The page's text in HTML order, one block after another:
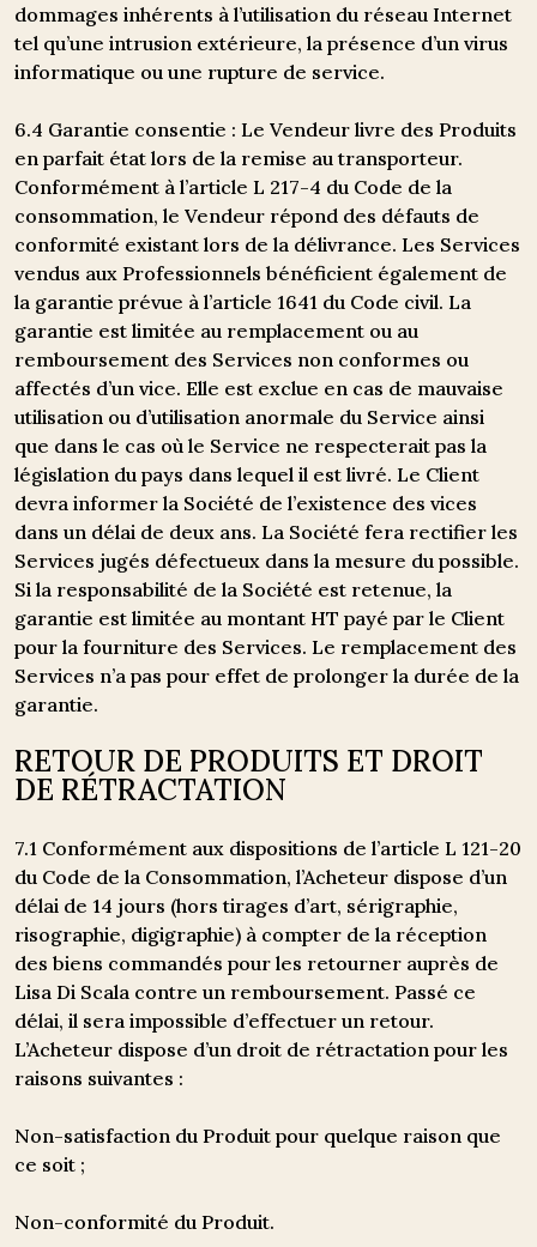
dommages inhérents à l’utilisation du réseau Internet
tel qu’une intrusion extérieure, la présence d’un virus
informatique ou une rupture de service.
6.4 Garantie consentie : Le Vendeur livre des Produits
en parfait état lors de la remise au transporteur.
Conformément à l’article L 217-4 du Code de la
consommation, le Vendeur répond des défauts de
conformité existant lors de la délivrance. Les Services
vendus aux Professionnels bénéficient également de
la garantie prévue à l’article 1641 du Code civil. La
garantie est limitée au remplacement ou au
remboursement des Services non conformes ou
affectés d’un vice. Elle est exclue en cas de mauvaise
utilisation ou d’utilisation anormale du Service ainsi
que dans le cas où le Service ne respecterait pas la
législation du pays dans lequel il est livré. Le Client
devra informer la Société de l’existence des vices
dans un délai de deux ans. La Société fera rectifier les
Services jugés défectueux dans la mesure du possible.
Si la responsabilité de la Société est retenue, la
garantie est limitée au montant HT payé par le Client
pour la fourniture des Services. Le remplacement des
Services n’a pas pour effet de prolonger la durée de la
garantie.
RETOUR DE PRODUITS ET DROIT
DE RÉTRACTATION
7.1 Conformément aux dispositions de l’article L 121-20
du Code de la Consommation, l’Acheteur dispose d’un
délai de 14 jours (hors tirages d’art, sérigraphie,
risographie, digigraphie) à compter de la réception
des biens commandés pour les retourner auprès de
Lisa Di Scala contre un remboursement. Passé ce
délai, il sera impossible d’effectuer un retour.
L’Acheteur dispose d’un droit de rétractation pour les
raisons suivantes :
Non-satisfaction du Produit pour quelque raison que
ce soit ;
Non-conformité du Produit.